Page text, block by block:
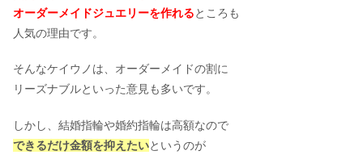
オーダーメイドジュエリーを作れるところも
人気の理由です。
そんなケイウノは、オーダーメイドの割に
リーズナブルといった意見も多いです。
しかし、結婚指輪や婚約指輪は高額なので
できるだけ金額を抑えたいというのが